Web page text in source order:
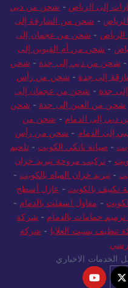
إلى الرياض - شحن من دبي
- شحن من الشارقة إلى
- شحن من عجمان إلى
- شحن من أم القيوين إلى
- شحن من دبي إلى جدة - شحن
إلى جدة - شحن من رأس
جدة - شحن من عجمان إلى
شحن من العين إلى جدة - شحن
إلى الدمام - شحن من
إلى الدمام - شحن من رأس
- صيانة تانكي الكويت -تلحيم
- تركيب مروحة تبريد خزان
- تبريد خزان المياه بالكويت -
تكييف بالكويت - عازل أسطح
- مقاول اسفلت بالدمام -
حمامات بالدمام - شركة
تنظيف بسبت العلايا - شركة